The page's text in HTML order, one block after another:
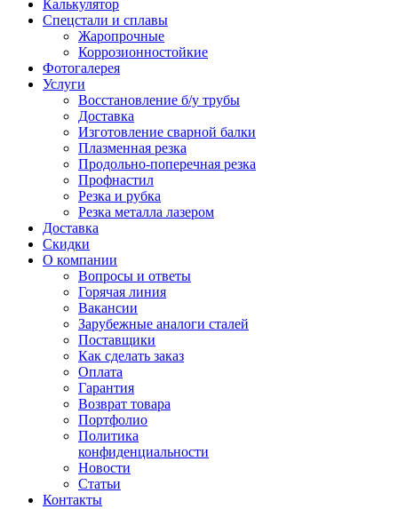
Калькулятор
Спецстали и сплавы
Жаропрочные
Коррозионностойкие
Фотогалерея
Услуги
Восстановление б/у трубы
Доставка
Изготовление сварной балки
Плазменная резка
Продольно-поперечная резка
Профнастил
Резка и рубка
Резка металла лазером
Доставка
Скидки
О компании
Вопросы и ответы
Горячая линия
Вакансии
Зарубежные аналоги сталей
Поставщики
Как сделать заказ
Оплата
Гарантия
Возврат товара
Портфолио
Политика
конфиденциальности
Новости
Статьи
Контакты